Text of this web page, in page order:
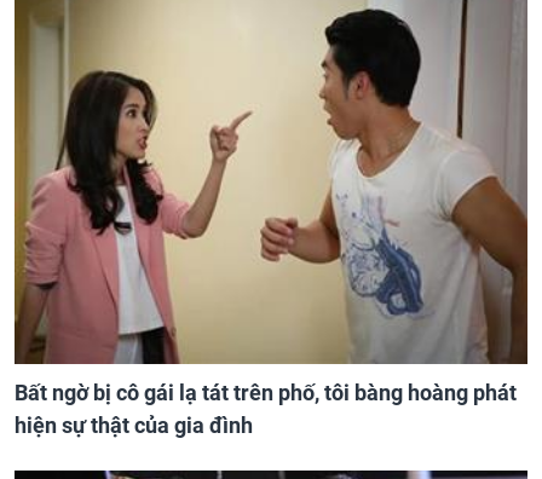
Bất ngờ bị cô gái lạ tát trên phố, tôi bàng hoàng phát
hiện sự thật của gia đình